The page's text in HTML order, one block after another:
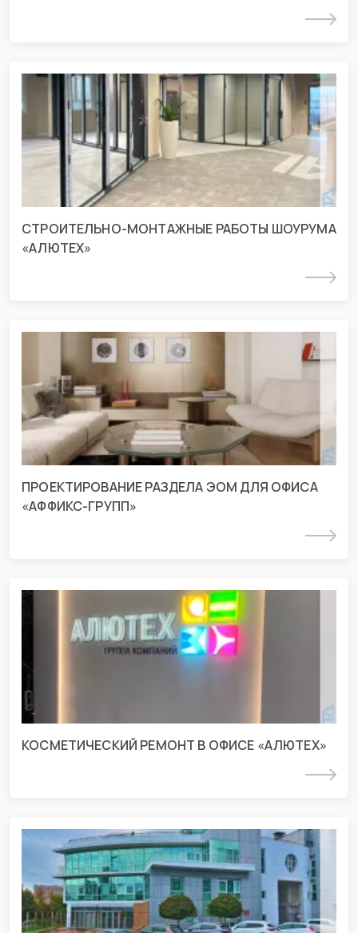
Подробнее
СТРОИТЕЛЬНО-МОНТАЖНЫЕ РАБОТЫ ШОУРУМА
«АЛЮТЕХ»
СМР шоурума «АЛЮТЕХ» г. Краснодар
г. Краснодар, ул. Уральская 75
Подробнее
ПРОЕКТИРОВАНИЕ РАЗДЕЛА ЭОМ ДЛЯ ОФИСА
«АФФИКС-ГРУПП»
Проект раздела ЭОМ для офиса г.
Краснодар
г. Краснодар, ул Николая Кондратенко
Подробнее
КОСМЕТИЧЕСКИЙ РЕМОНТ В ОФИСЕ «АЛЮТЕХ»
Строительно-монтажные работы в
офисе «АЛЮТЕХ» пос.
Индустриальный
Подробнее
Проект разделов АР и инженерных
систем для офисного здания
г. Краснодар, ул. Дзержинского